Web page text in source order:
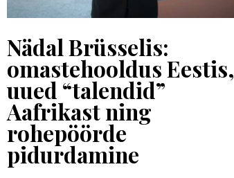
Nädal Brüsselis:
omastehooldus Eestis,
uued “talendid”
Aafrikast ning
rohepöörde
pidurdamine